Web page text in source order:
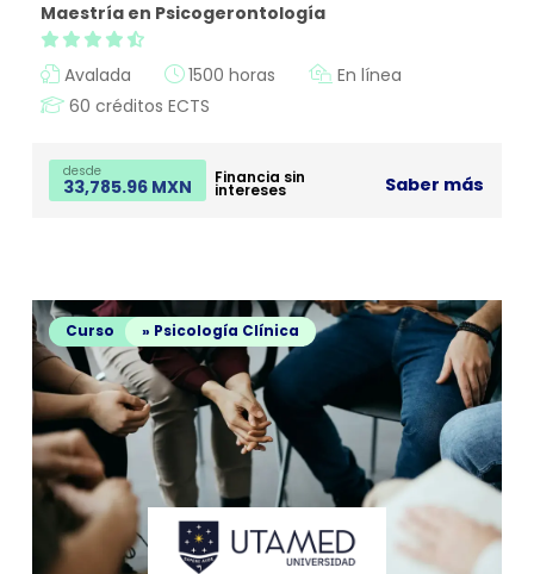
Maestría en Psicogerontología
Avalada 1500 horas
En línea
60 créditos ECTS
desde
33,785.96 MXN Financia sin
intereses Saber más
Curso » Psicología Clínica